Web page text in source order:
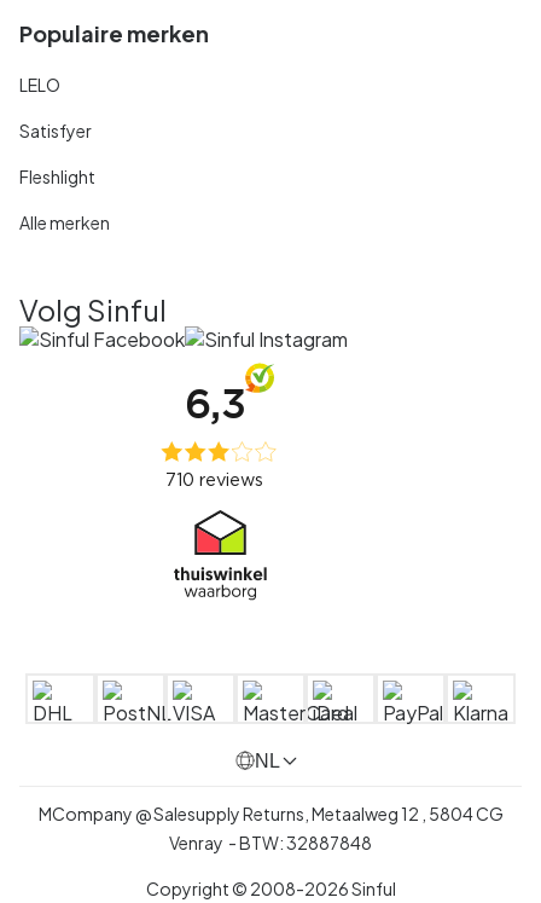
Populaire merken
LELO
Satisfyer
Fleshlight
Alle merken
Volg Sinful
NL
MCompany @ Salesupply Returns, Metaalweg 12 5804 CG
Venray - BTW:32887848
Copyright © 2008-2026 Sinful